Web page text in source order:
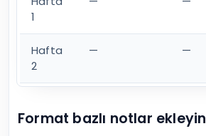
1
Hafta
2
— —
Format bazlı notlar ekleyin